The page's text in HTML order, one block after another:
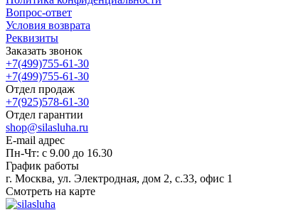
Вопрос-ответ
Условия возврата
Реквизиты
Заказать звонок
+7(499)755-61-30
+7(499)755-61-30
Отдел продаж
+7(925)578-61-30
Отдел гарантии
shop@silasluha.ru
E-mail адрес
Пн-Чт: с 9.00 до 16.30
График работы
г. Москва, ул. Электродная, дом 2, с.33, офис 1
Смотреть на карте